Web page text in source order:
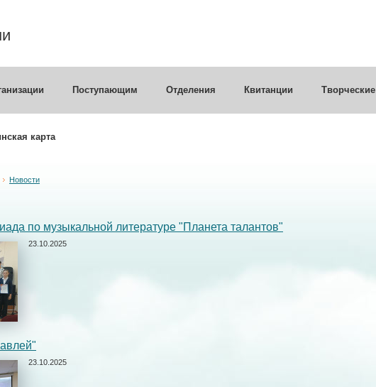
Поступающим Отделения Квитанции
карта
Новости
по музыкальной литературе "Планета талантов"
23.10.2025
23.10.2025